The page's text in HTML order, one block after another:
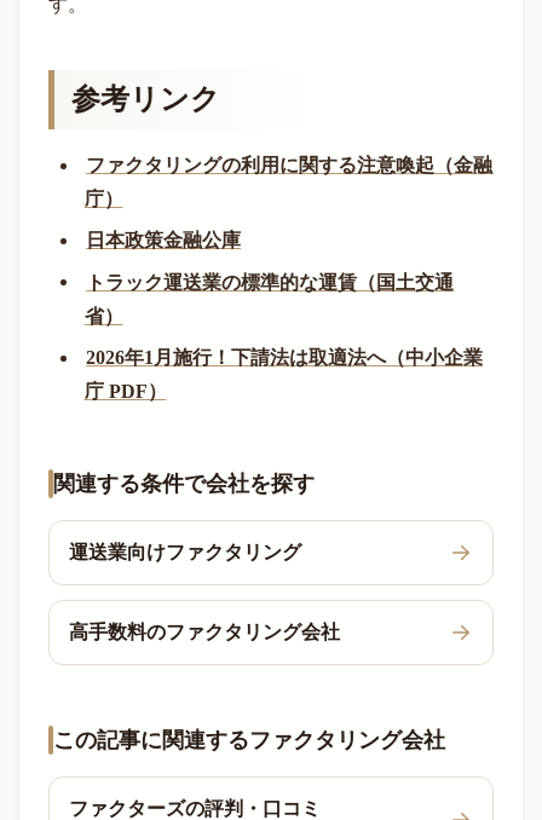
参考リンク
ファクタリングの利用に関する注意喚起（金融
庁）
日本政策金融公庫
トラック運送業の標準的な運賃（国土交通
省）
2026年1月施行！下請法は取適法へ（中小企業
庁 PDF）
関連する条件で会社を探す
運送業向けファクタリング
高手数料のファクタリング会社
この記事に関連するファクタリング会社
ファクターズの評判・口コミ